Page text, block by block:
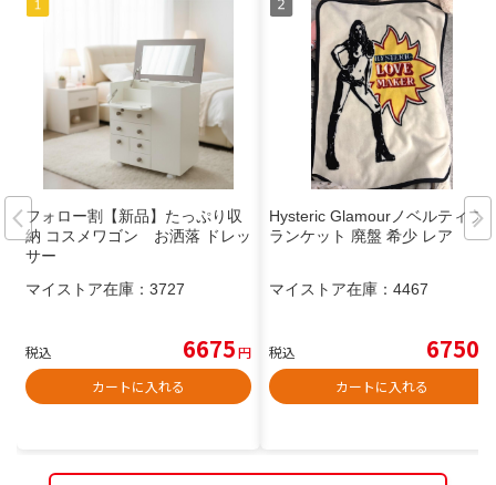
フォロー割【新品】たっぷり収
納 コスメワゴン お洒落 ドレッ
サー
マイストア在庫： 3727
税込 6675円
カートに入れる
Hysteric Glamourノベルティブ
ランケット 廃盤 希少 レア
マイストア在庫： 4467
税込 6750
カートに入れる